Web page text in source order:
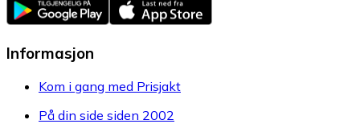
Informasjon
Kom i gang med Prisjakt
På din side siden 2002